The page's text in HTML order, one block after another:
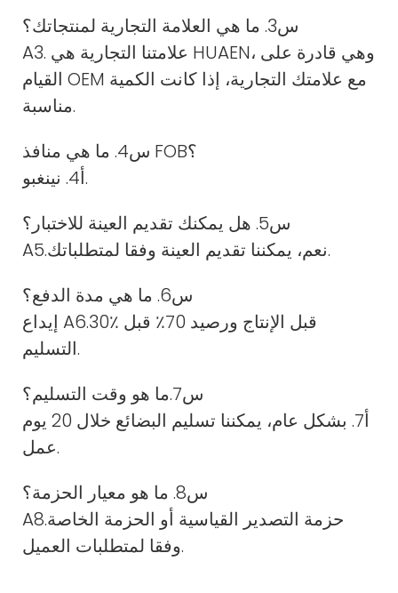
س3. ما هي العلامة التجارية لمنتجاتك؟
A3. علامتنا التجارية هي HUAEN، وهي قادرة على
القيام OEM مع علامتك التجارية، إذا كانت الكمية
مناسبة.
س4. ما هي منافذ FOB؟
أ4. نينغبو.
س5. هل يمكنك تقديم العينة للاختبار؟
A5.نعم، يمكننا تقديم العينة وفقا لمتطلباتك.
س6. ما هي مدة الدفع؟
إيداع A6.30٪ قبل الإنتاج ورصيد 70٪ قبل
التسليم.
س7.ما هو وقت التسليم؟
أ7. بشكل عام، يمكننا تسليم البضائع خلال 20 يوم
عمل.
س8. ما هو معيار الحزمة؟
A8.حزمة التصدير القياسية أو الحزمة الخاصة
وفقا لمتطلبات العميل.